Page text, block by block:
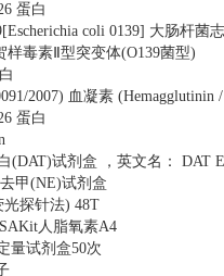
蛋白
coli 0139] 大肠杆菌
样毒素Ⅱ型突变体(O139菌型)
2007) 血凝素 (Hemagglutinin
蛋白
(DAT)试剂盒 ，英文名：
DAT
甲(NE)试剂盒
光探针法) 48T
人脂氧素A4
量试剂盒50次